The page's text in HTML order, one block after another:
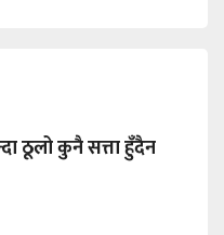
ठूलो कुनै सत्ता हुँदैन